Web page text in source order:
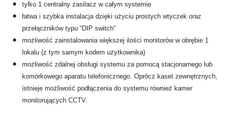
tylko 1 centralny zasilacz w całym systemie
łatwa i szybka instalacja dzięki użyciu prostych wtyczek oraz
przełączników typu “DIP switch”
możliwość zainstalowania większej ilości monitorów w obrębie 1
lokalu (z tym samym kodem użytkownika)
możliwość zdalnej obsługi systemu za pomocą stacjonarnego lub
komórkowego aparatu telefonicznego. Oprócz kaset zewnętrznych,
istnieje możliwość podłączenia do systemu również kamer
monitorujących CCTV.